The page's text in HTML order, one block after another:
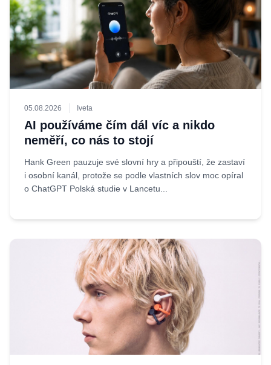
05.08.2026 Iveta
AI používáme čím dál víc a nikdo
neměří, co nás to stojí
Hank Green pauzuje své slovní hry a připouští, že zastaví
i osobní kanál, protože se podle vlastních slov moc opíral
o ChatGPT Polská studie v Lancetu...